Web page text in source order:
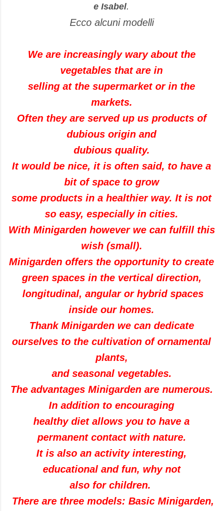
e Isabel.
Ecco alcuni modelli
We are increasingly wary about the
vegetables that are in
selling at the supermarket or in the
markets.
Often they are served up us products of
dubious origin and
dubious quality.
It would be nice, it is often said, to have a
bit of space to grow
some products in a healthierway. It is not
so easy, especially in cities.
With Minigarden however we can fulfill this
wish (small).
Minigarden offers the opportunity to create
green spaces in the vertical direction,
longitudinal, angular or hybrid spaces
inside our homes.
Thank Minigardenwe can dedicate
ourselves to the cultivation of ornamental
plants,
and seasonal vegetables.
The advantages Minigardenare numerous.
In addition to encouraging
healthy diet allows you to have a
permanentcontact with nature.
It is also an activity interesting,
educational and fun, why not
also for children.
There are three models: Basic Minigarden,